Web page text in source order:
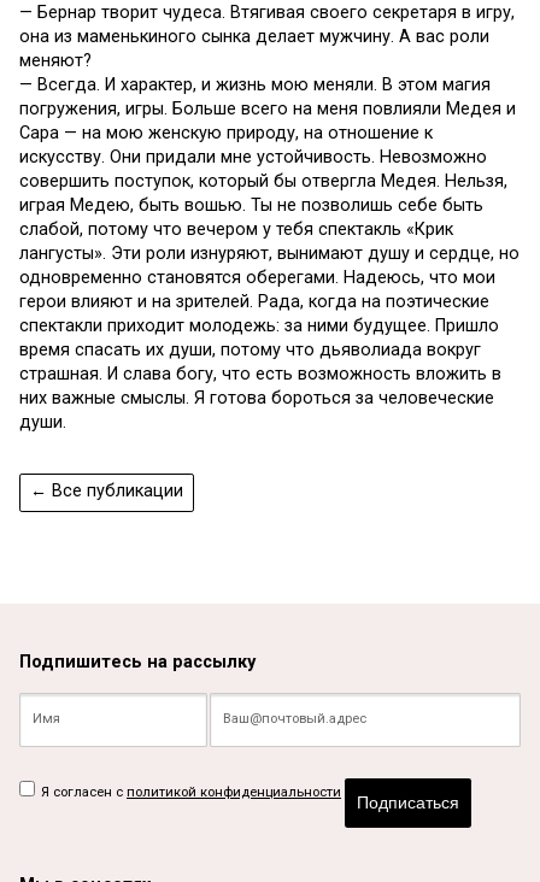
— Бернар творит чудеса. Втягивая своего секретаря в игру,
она из маменькиного сынка делает мужчину. А вас роли
меняют?
— Всегда. И характер, и жизнь мою меняли. В этом магия
погружения, игры. Больше всего на меня повлияли Медея и
Сара — на мою женскую природу, на отношение к
искусству. Они придали мне устойчивость. Невозможно
совершить поступок, который бы отвергла Медея. Нельзя,
играя Медею, быть вошью. Ты не позволишь себе быть
слабой, потому что вечером у тебя спектакль «Крик
лангусты». Эти роли изнуряют, вынимают душу и сердце, но
одновременно становятся оберегами. Надеюсь, что мои
герои влияют и на зрителей. Рада, когда на поэтические
спектакли приходит молодежь: за ними будущее. Пришло
время спасать их души, потому что дьяволиада вокруг
страшная. И слава богу, что есть возможность вложить в
них важные смыслы. Я готова бороться за человеческие
души.
← Все публикации
Подпишитесь на рассылку
Я согласен с политикой конфиденциальности
Подписаться